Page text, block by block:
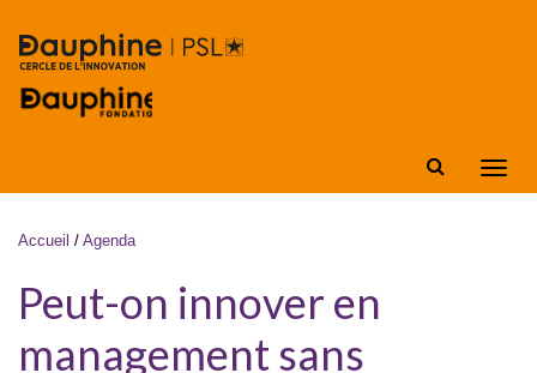
Vous êtes ici
Accueil / Agenda
Peut-on innover en
management sans